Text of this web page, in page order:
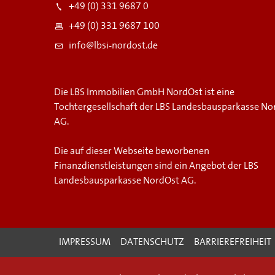
+49 (0) 331 9687 0
+49 (0) 331 9687 100
info@lbsi-nordost.de
Die LBS Immobilien GmbH NordOst ist eine
Tochtergesellschaft der LBS Landesbausparkasse
AG.
Die auf dieser Webseite beworbenen
Finanzdienstleistungen sind ein Angebot der LBS
Landesbausparkasse NordOst AG.
IMPRESSUM DATENSCHUTZ BARRIEREFREIHEIT